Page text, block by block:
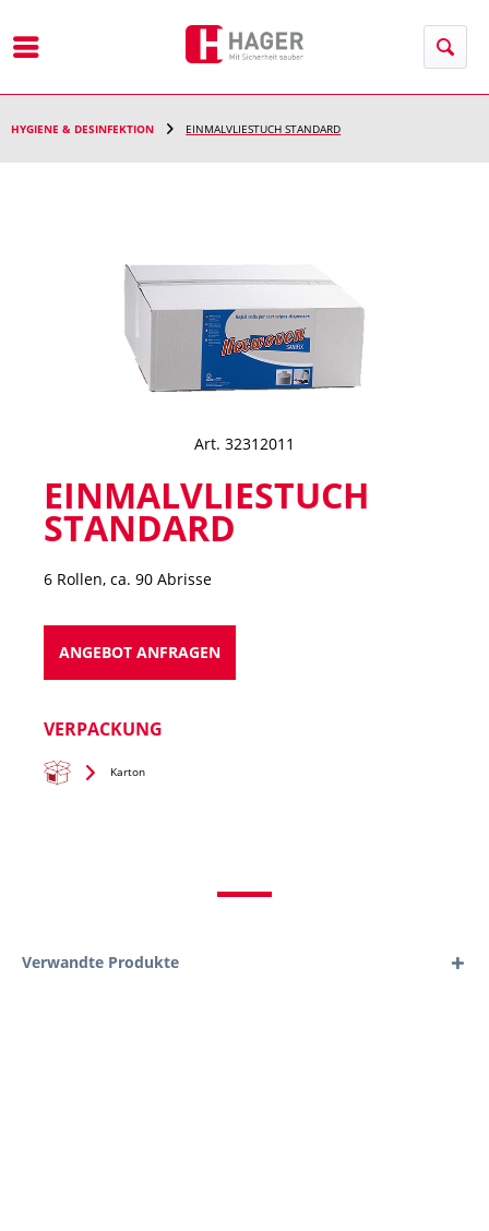
HYGIENE & DESINFEKTION EINMALVLIESTUCH STANDARD
Art. 32312011
EINMALVLIESTUCH
STANDARD
6 Rollen, ca. 90 Abrisse
ANGEBOT ANFRAGEN
VERPACKUNG
Karton
Verwandte Produkte